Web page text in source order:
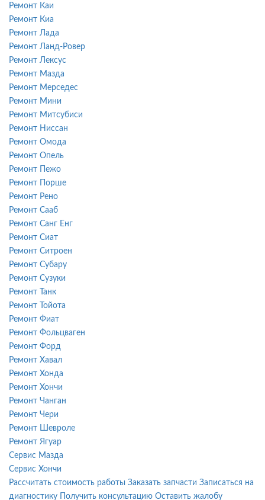
Ремонт Каи
Ремонт Киа
Ремонт Лада
Ремонт Ланд-Ровер
Ремонт Лексус
Ремонт Мазда
Ремонт Мерседес
Ремонт Мини
Ремонт Митсубиси
Ремонт Ниссан
Ремонт Омода
Ремонт Опель
Ремонт Пежо
Ремонт Порше
Ремонт Рено
Ремонт Сааб
Ремонт Санг Енг
Ремонт Сиат
Ремонт Ситроен
Ремонт Субару
Ремонт Сузуки
Ремонт Танк
Ремонт Тойота
Ремонт Фиат
Ремонт Фольцваген
Ремонт Форд
Ремонт Хавал
Ремонт Хонда
Ремонт Хончи
Ремонт Чанган
Ремонт Чери
Ремонт Шевроле
Ремонт Ягуар
Сервис Мазда
Сервис Хончи
Рассчитать стоимость работы Заказать запчасти Записаться на
диагностику
Получить консультацию Оставить жалобу